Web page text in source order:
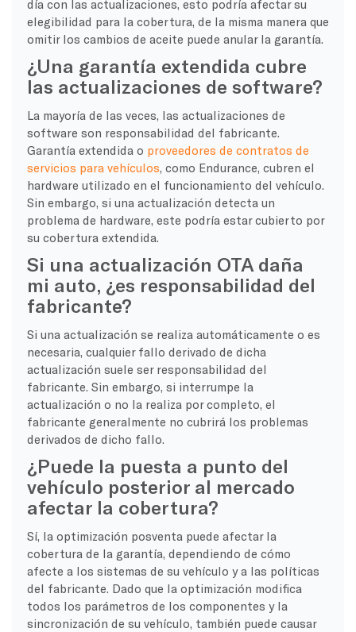
día con las actualizaciones, esto podría afectar su
elegibilidad para la cobertura, de la misma manera que
omitir los cambios de aceite puede anular la garantía.
¿Una garantía extendida cubre
las actualizaciones de software?
La mayoría de las veces, las actualizaciones de
software son responsabilidad del fabricante.
Garantía extendida o proveedores de contratos de
servicios para vehículos , como Endurance, cubren el
hardware utilizado en el funcionamiento del vehículo.
Sin embargo, si una actualización detecta un
problema de hardware, este podría estar cubierto por
su cobertura extendida.
Si una actualización OTA daña
mi auto, ¿es responsabilidad del
fabricante?
Si una actualización se realiza automáticamente o es
necesaria, cualquier fallo derivado de dicha
actualización suele ser responsabilidad del
fabricante. Sin embargo, si interrumpe la
actualización o no la realiza por completo, el
fabricante generalmente no cubrirá los problemas
derivados de dicho fallo.
¿Puede la puesta a punto del
vehículo posterior al mercado
afectar la cobertura?
Sí, la optimización posventa puede afectar la
cobertura de la garantía, dependiendo de cómo
afecte a los sistemas de su vehículo y a las políticas
del fabricante. Dado que la optimización modifica
todos los parámetros de los componentes y la
sincronización de su vehículo, también puede causar